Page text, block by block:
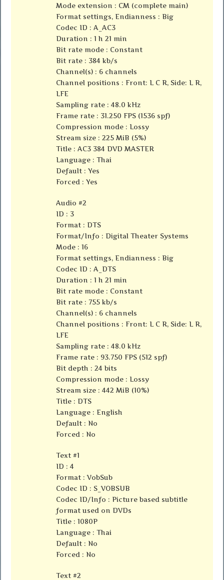
Mode extension : CM (complete main)
Format settings, Endianness : Big
Codec ID : A_AC3
Duration : 1 h 21 min
Bit rate mode : Constant
Bit rate : 384 kb/s
Channel(s) : 6 channels
Channel positions : Front: L C R, Side: L R,
LFE
Sampling rate : 48.0 kHz
Frame rate : 31.250 FPS (1536 spf)
Compression mode : Lossy
Stream size : 225 MiB (5%)
Title : AC3 384 DVD MASTER
Language : Thai
Default : Yes
Forced : Yes
Audio #2
ID : 3
Format : DTS
Format/Info : Digital Theater Systems
Mode : 16
Format settings, Endianness : Big
Codec ID : A_DTS
Duration : 1 h 21 min
Bit rate mode : Constant
Bit rate : 755 kb/s
Channel(s) : 6 channels
Channel positions : Front: L C R, Side: L R,
LFE
Sampling rate : 48.0 kHz
Frame rate : 93.750 FPS (512 spf)
Bit depth : 24 bits
Compression mode : Lossy
Stream size : 442 MiB (10%)
Title : DTS
Language : English
Default : No
Forced : No
Text #1
ID : 4
Format : VobSub
Codec ID : S_VOBSUB
Codec ID/Info : Picture based subtitle
format used on DVDs
Title : 1080P
Language : Thai
Default : No
Forced : No
Text #2